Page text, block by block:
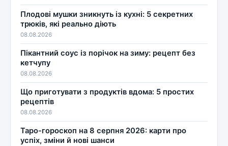
Плодові мушки зникнуть із кухні: 5 секретних
трюків, які реально діють
08.08.2026
Пікантний соус із порічок на зиму: рецепт без
кетчупу
08.08.2026
Що приготувати з продуктів вдома: 5 простих
рецептів
08.08.2026
Таро-гороскоп на 8 серпня 2026: карти про
успіх, зміни й нові шанси